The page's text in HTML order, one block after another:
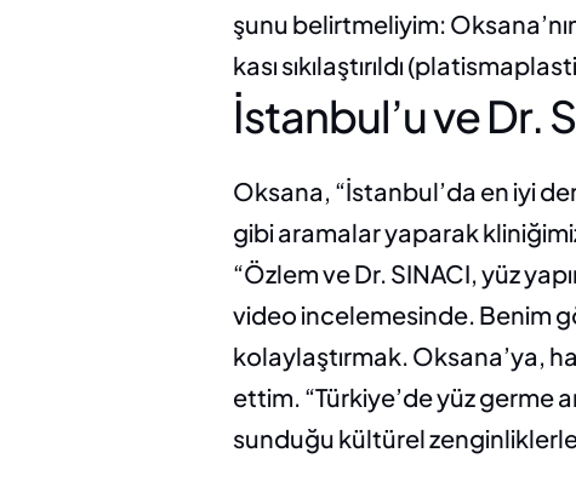
şunu belirtmeliyim:
kası sıkılaştırıldı
İstanbul’u ve Dr.
Oksana, “İstanbul’da en iyi
gibi aramalar yaparak
“Özlem ve Dr. SINACI, yüz
video incelemesinde. Benim
kolaylaştırmak. Oksana’ya,
ettim. “Türkiye’de yüz germe
sunduğu kültürel